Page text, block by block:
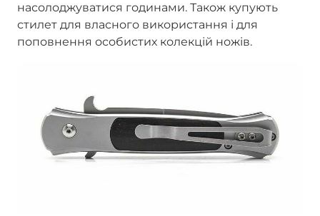
насолоджуватися годинами. Також купують
стилет для власного використання і для
поповнення особистих колекцій ножів.